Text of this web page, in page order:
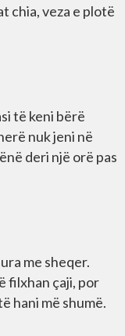
chia, veza e plotë
të keni bërë
nuk jeni në
deri një orë pas
me sheqer.
filxhan çaji, por
hani më shumë.